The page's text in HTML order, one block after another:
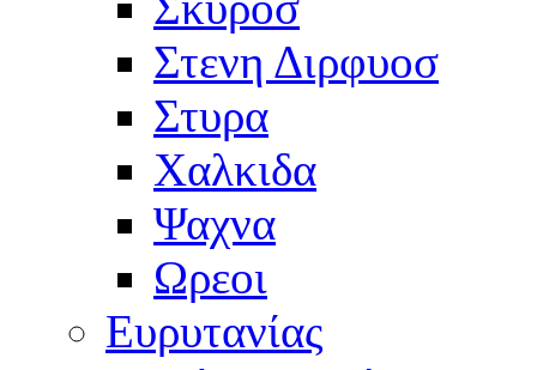
Στενη Διρφυοσ
Στυρα
Χαλκιδα
Ψαχνα
Ωρεοι
Ευρυτανίας